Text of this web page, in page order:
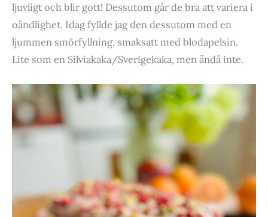
ljuvligt och blir gott! Dessutom går de bra att variera i
oändlighet. Idag fyllde jag den dessutom med en
ljummen smörfyllning, smaksatt med blodapelsin.
Lite som en Silviakaka/Sverigekaka, men ändå inte.